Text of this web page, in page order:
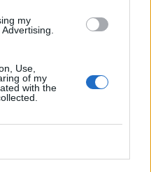
my
Use,
of my
with the
del sogno”
il 5 agosto il primo